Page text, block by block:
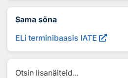
Sama sõna
ELi terminibaasis IATE
Otsin lisanäiteid...